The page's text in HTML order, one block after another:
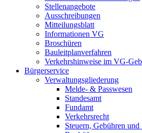
Stellenangebote
Ausschreibungen
Mitteilungsblatt
Informationen VG
Broschüren
Bauleitplanverfahren
Verkehrshinweise im VG-
Bürgerservice
Verwaltungsgliederung
Melde- & Passwesen
Standesamt
Fundamt
Verkehrsrecht
Steuern, Gebühren und